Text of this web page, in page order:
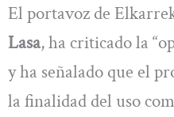
El portavoz de
Lasa, ha criticado la
y ha señalado que el
la finalidad del uso